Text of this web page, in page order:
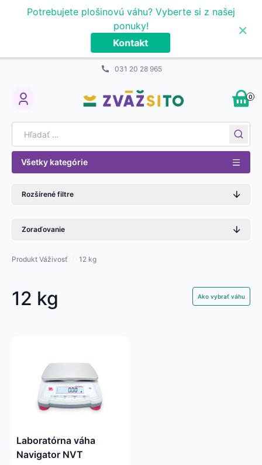
Potrebujete plošinovú váhu? Vyberte si z našej
ponuky!
Kontakt
×
031 20 28 965
My Account
0
Všetky kategórie
Produkt Váživosť 12 kg
12 kg Ako vybrať váhu
Laboratórna váha
Navigator NVT
viacero
variantov.
Možnosti
môžete
vybrať
Rozšírené filtre
Zoraďovanie